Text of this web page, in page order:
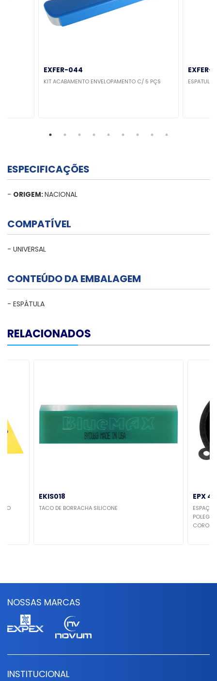
EXFER-044
KIT ACABAMENTO ENVELOPAMENTO C/ 5 PÇS
EXFER-
ESPATULA
ESPECIFICAÇÕES
- ORIGEM:NACIONAL
COMPATÍVEL
- UNIVERSAL
CONTEÚDO DA EMBALAGEM
- ESPÁTULA
RELACIONADOS
EKIS018
TACO DE BORRACHA SILICONE
EPX
NOSSAS MARCAS
INSTITUCIONAL